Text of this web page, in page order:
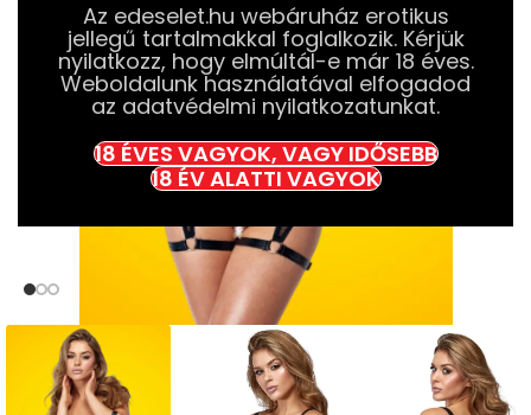
Az edeselet.hu webáruház erotikus
jellegű tartalmakkal foglalkozik. Kérjük
nyilatkozz, hogy elmúltál-e már 18 éves.
Weboldalunk használatával elfogadod
az adatvédelmi nyilatkozatunkat.
18 ÉVES VAGYOK, VAGY IDŐSEBB
18 ÉV ALATTI VAGYOK